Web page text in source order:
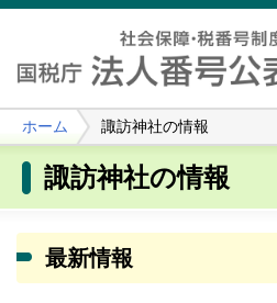
ホーム 諏訪神社の情報
諏訪神社の情報
最新情報